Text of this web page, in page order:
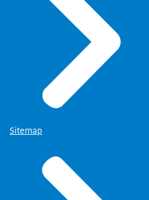
Sitemap